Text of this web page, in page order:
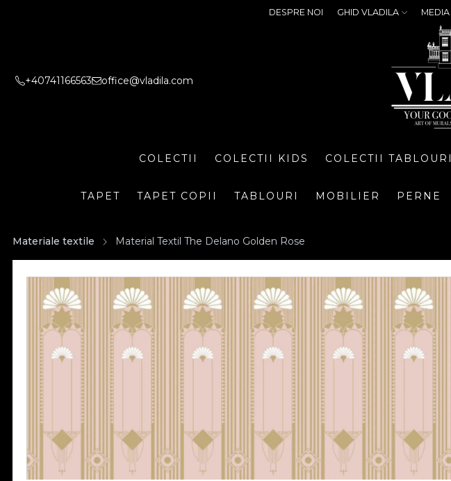
DESPRE NOI GHID VLADILA MEDIA
+40741166563 office@vladila.com
COLECTII COLECTII KIDS COLECTII TABLOURI
TAPET TAPET COPII TABLOURI MOBILIER PERNE
Materiale textile Material Textil The Delano Golden Rose